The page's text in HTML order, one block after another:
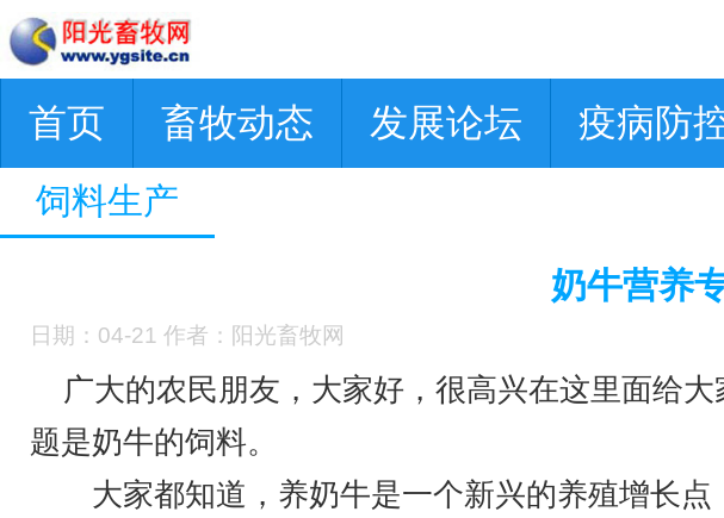
首页 畜牧动态 发展论坛 疫病防
饲料生产
奶牛营养
日期：04-21 作者：阳光畜牧网
广大的农民朋友，大家好，很高兴在这里面给
题是奶牛的饲料。
大家都知道，养奶牛是一个新兴的养殖增长点